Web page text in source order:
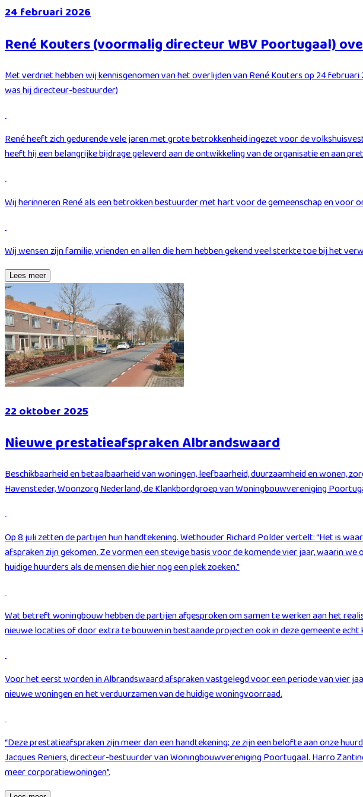
24 februari 2026
René Kouters (voormalig directeur WBV Poortugaal)
Met verdriet hebben wij kennisgenomen van het overlijden van René Kouters op 24
was hij directeur-bestuurder)
René heeft zich gedurende vele jaren met grote betrokkenheid ingezet voor de
heeft hij een belangrijke bijdrage geleverd aan de ontwikkeling van de organisatie en aan
Wij herinneren René als een betrokken bestuurder met hart voor de gemeenschap en voor
Wij wensen zijn familie, vrienden en allen die hem hebben gekend veel sterkte toe bij het
Lees meer
22 oktober 2025
Nieuwe prestatieafspraken Albrandswaard
Beschikbaarheid en betaalbaarheid van woningen, leefbaarheid, duurzaamheid en wonen,
Havensteder, Woonzorg Nederland, de Klankbordgroep van Woningbouwvereniging
Op 8 juli zetten de partijen hun handtekening. Wethouder Richard Polder vertelt: “Het is
afspraken zijn gekomen. Ze vormen een stevige basis voor de komende vier jaar, waarin
huidige huurders als de mensen die hier nog een plek zoeken.”
Wat betreft woningbouw hebben de partijen afgesproken om samen te werken aan het
nieuwe locaties of door extra te bouwen in bestaande projecten ook in deze gemeente
Voor het eerst worden in Albrandswaard afspraken vastgelegd voor een periode van vier
nieuwe woningen en het verduurzamen van de huidige woningvoorraad.
“Deze prestatieafspraken zijn meer dan een handtekening; ze zijn een belofte aan onze
Jacques Reniers, directeur-bestuurder van Woningbouwvereniging Poortugaal. Harro
meer corporatiewoningen”.